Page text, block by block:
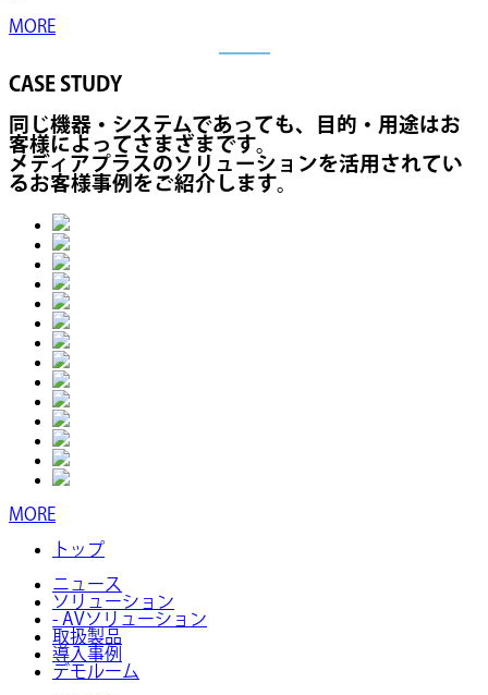
MORE
CASE STUDY
同じ機器・システムであっても、目的・用途はお
客様によってさまざまです。
メディアプラスのソリューションを活用されてい
るお客様事例をご紹介します。
MORE
トップ
ニュース
ソリューション
- AVソリューション
取扱製品
導入事例
デモルーム